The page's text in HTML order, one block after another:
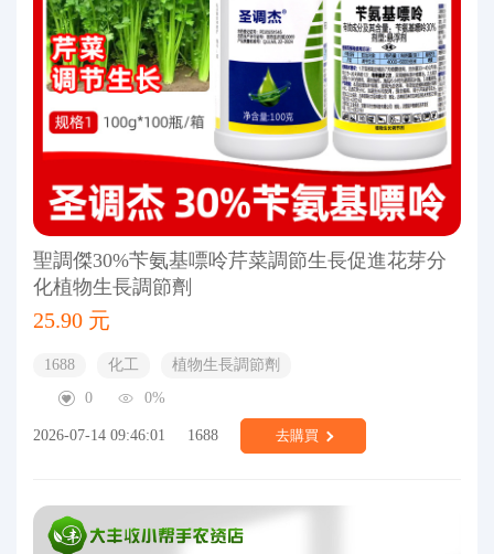
聖調傑30%苄氨基嘌呤芹菜調節生長促進花芽分
化植物生長調節劑
25.90 元
1688 化工
植物生長調節劑
0
0%
2026-07-14 09:46:01 1688 去購買